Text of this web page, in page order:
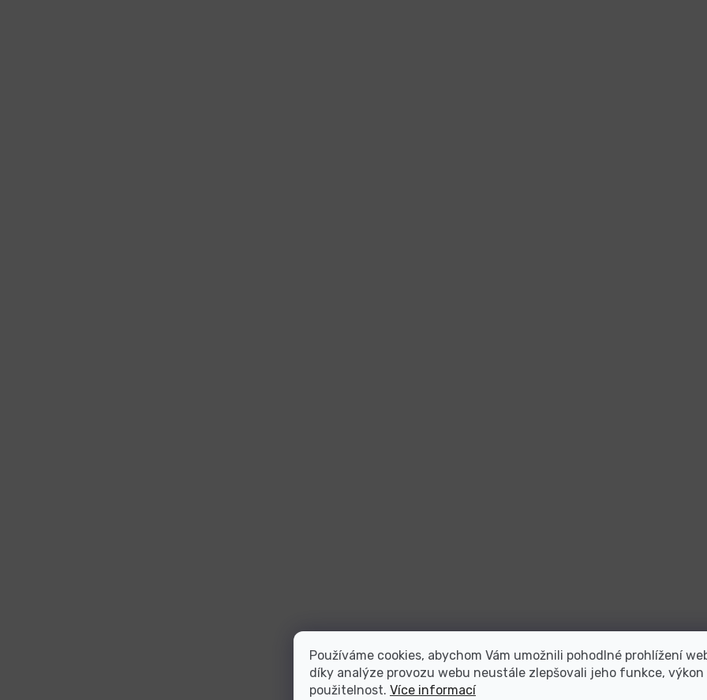
Používáme cookies, abychom Vám umožnili pohodlné prohlížení
díky analýze provozu webu neustále zlepšovali jeho funkce, výkon
použitelnost. Více informací